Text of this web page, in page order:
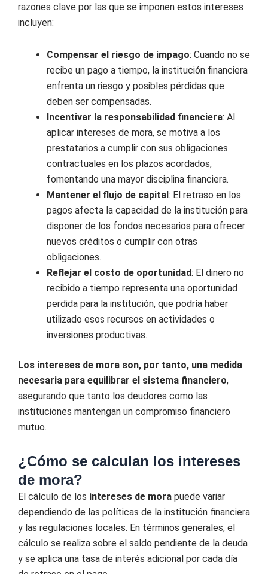
razones clave por las que se imponen estos intereses
incluyen:
Compensar el riesgo de impago: Cuando no se
recibe un pago a tiempo, la institución financiera
enfrenta un riesgo y posibles pérdidas que
deben ser compensadas.
Incentivar la responsabilidad financiera: Al
aplicar intereses de mora, se motiva a los
prestatarios a cumplir con sus obligaciones
contractuales en los plazos acordados,
fomentando una mayor disciplina financiera.
Mantener el flujo de capital: El retraso en los
pagos afecta la capacidad de la institución para
disponer de los fondos necesarios para ofrecer
nuevos créditos o cumplir con otras
obligaciones.
Reflejar el costo de oportunidad: El dinero no
recibido a tiempo representa una oportunidad
perdida para la institución, que podría haber
utilizado esos recursos en actividades o
inversiones productivas.
Los intereses de mora son, por tanto, una medida
necesaria para equilibrar el sistema financiero,
asegurando que tanto los deudores como las
instituciones mantengan un compromiso financiero
mutuo.
¿Cómo se calculan los intereses
de mora?
El cálculo de los intereses de mora puede variar
dependiendo de las políticas de la institución financiera
y las regulaciones locales. En términos generales, el
cálculo se realiza sobre el saldo pendiente de la deuda
y se aplica una tasa de interés adicional por cada día